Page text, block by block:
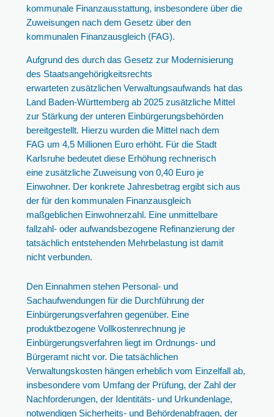
kommunale Finanzausstattung, insbesondere über die
Zuweisungen nach dem Gesetz über den
kommunalen Finanzausgleich (FAG).
Aufgrund des durch das Gesetz zur Modernisierung
des Staatsangehörigkeitsrechts
erwarteten zusätzlichen Verwaltungsaufwands hat das
Land Baden-Württemberg ab 2025 zusätzliche Mittel
zur Stärkung der unteren Einbürgerungsbehörden
bereitgestellt. Hierzu wurden die Mittel nach dem
FAG um 4,5 Millionen Euro erhöht. Für die Stadt
Karlsruhe bedeutet diese Erhöhung rechnerisch
eine zusätzliche Zuweisung von 0,40 Euro je
Einwohner. Der konkrete Jahresbetrag ergibt sich aus
der für den kommunalen Finanzausgleich
maßgeblichen Einwohnerzahl. Eine unmittelbare
fallzahl- oder aufwandsbezogene Refinanzierung der
tatsächlich entstehenden Mehrbelastung ist damit
nicht verbunden.
Den Einnahmen stehen Personal- und
Sachaufwendungen für die Durchführung der
Einbürgerungsverfahren gegenüber. Eine
produktbezogene Vollkostenrechnung je
Einbürgerungsverfahren liegt im Ordnungs- und
Bürgeramt nicht vor. Die tatsächlichen
Verwaltungskosten hängen erheblich vom Einzelfall ab,
insbesondere vom Umfang der Prüfung, der Zahl der
Nachforderungen, der Identitäts- und Urkundenlage,
notwendigen Sicherheits- und Behördenabfragen, der